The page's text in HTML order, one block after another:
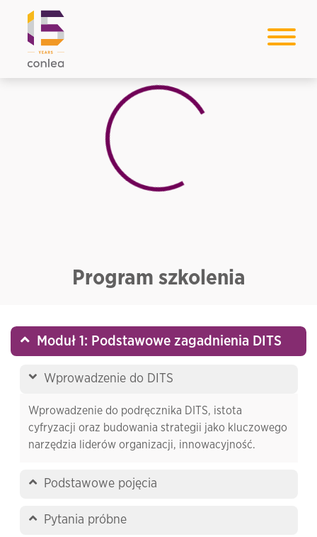
Loading...
Program szkolenia
Moduł 1: Podstawowe zagadnienia DITS
Wprowadzenie do DITS
Wprowadzenie do podręcznika DITS, istota
cyfryzacji oraz budowania strategii jako kluczowego
narzędzia liderów organizacji, innowacyjność.
Podstawowe pojęcia
Pytania próbne